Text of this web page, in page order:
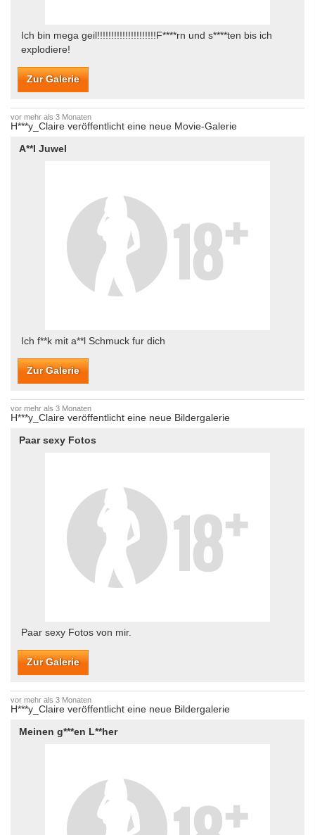
Ich bin mega geil!!!!!!!!!!!!!!!!!!!!!F****rn und s****ten bis ich
explodiere!
Zur Galerie
vor mehr als 3 Monaten
H***y_Claire veröffentlicht eine neue Movie-Galerie
A**l Juwel
Ich f**k mit a**l Schmuck fur dich
Zur Galerie
vor mehr als 3 Monaten
H***y_Claire veröffentlicht eine neue Bildergalerie
Paar sexy Fotos
Paar sexy Fotos von mir.
Zur Galerie
vor mehr als 3 Monaten
H***y_Claire veröffentlicht eine neue Bildergalerie
Meinen g***en L**her